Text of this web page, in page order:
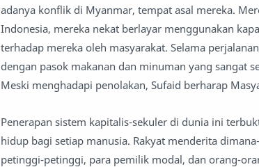
adanya konflik di Myanmar, tempat asal mereka.
Indonesia, mereka nekat berlayar menggunakan
terhadap mereka oleh masyarakat. Selama
dengan pasok makanan dan minuman yang sangat
Meski menghadapi penolakan, Sufaid berharap
Penerapan sistem kapitalis-sekuler di dunia ini
hidup bagi setiap manusia. Rakyat menderita
petinggi-petinggi, para pemilik modal, dan orang-